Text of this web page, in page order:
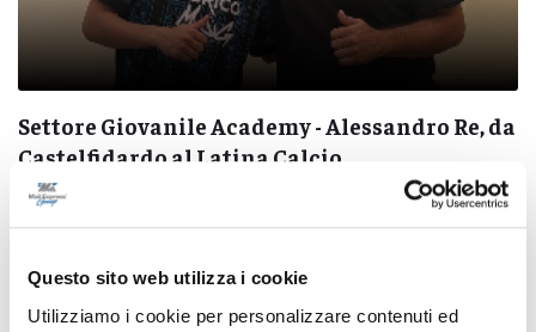
Questo sito web utilizza i cookie
Utilizziamo i cookie per personalizzare contenuti ed
Settore Giovanile Academy - Alessandro Re, da
Castelfidardo al Latina Calcio
di Rossella Luciani